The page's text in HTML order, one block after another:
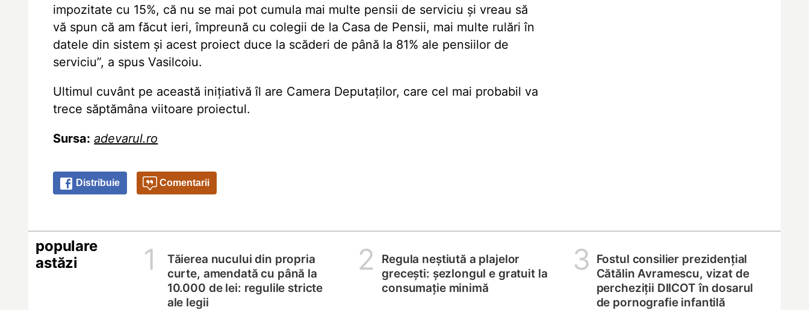
impozitate cu 15%, că nu se mai pot cumula mai multe pensii de serviciu şi vreau să
vă spun că am făcut ieri, împreună cu colegii de la Casa de Pensii, mai multe rulări în
datele din sistem şi acest proiect duce la scăderi de până la 81% ale pensiilor de
serviciu”, a spus Vasilcoiu.
Ultimul cuvânt pe această inițiativă îl are Camera Deputaților, care cel mai probabil va
trece săptămâna viitoare proiectul.
Sursa: adevarul.ro
Distribuie Comentarii
populare
astăzi
1
Tăierea nucului din propria
curte, amendată cu până la
10.000 de lei: regulile stricte
ale legii
2
Regula neștiută a plajelor
grecești: șezlongul e gratuit la
consumație minimă
3
Fostul consilier prezidențial
Cătălin Avramescu, vizat de
percheziții DIICOT în dosarul
de pornografie infantilă